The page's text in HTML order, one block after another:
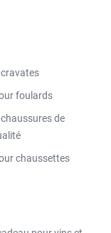
foulards
de
chaussettes